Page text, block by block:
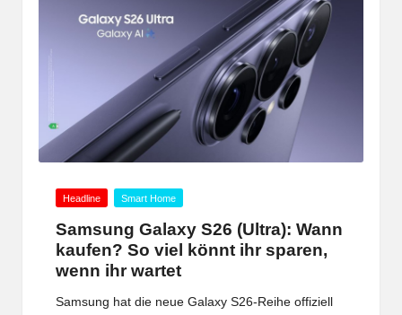
Posted
Headline Smart Home
Samsung Galaxy S26 (Ultra): Wann
kaufen? So viel könnt ihr sparen,
wenn ihr wartet
Samsung hat die neue Galaxy S26-Reihe offiziell